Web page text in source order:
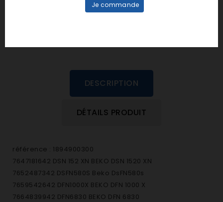
DESCRIPTION
DÉTAILS PRODUIT
référence : 1894900300
7647181642 DSN 152 XN BEKO DSN 1520 XN
7652487342 DSFN580S Beko DsFN580s
7659542642 DFN1000X BEKO DFN 1000 X
7664839942 DFN6830 BEKO DFN 6830
Je commande